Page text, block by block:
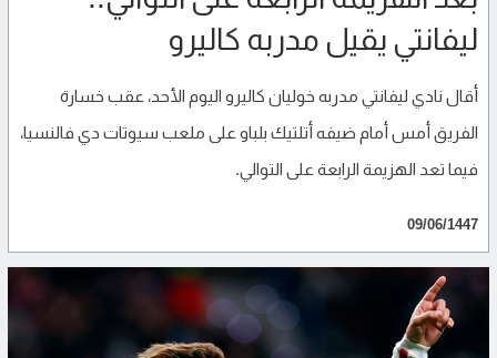
ليفانتي يقيل مدربه كاليرو
أقال نادي ليفانتي مدربه خوليان كاليرو اليوم الأحد، عقب خسارة
الفريق أمس أمام ضيفه أتلتيك بلباو على ملعب سيوتات دي فالنسيا،
فيما تعد الهزيمة الرابعة على التوالي.
09/06/1447